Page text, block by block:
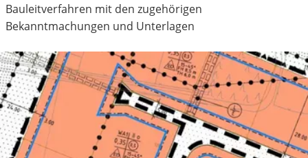
Bauleitverfahren mit den zugehörigen
Bekanntmachungen und Unterlagen